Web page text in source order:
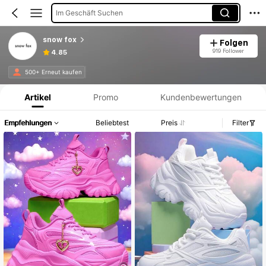
Im Geschäft Suchen
snow fox
4.85
Folgen
919 Follower
500+ Erneut kaufen
Produktinformation: Preisangabe, Verkaufs- und Lagerbestandsdetails.
Artikel Promo Kundenbewertungen
Empfehlungen Beliebtest Preis Filter